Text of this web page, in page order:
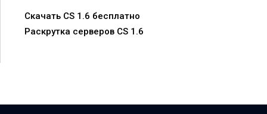
Скачать CS 1.6 бесплатно
Раскрутка серверов CS 1.6